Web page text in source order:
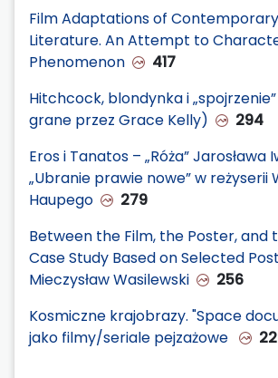
Film Adaptations of
Literature. An Attempt to
Phenomenon
417
Hitchcock, blondynka i
grane przez Grace Kelly)
294
Eros i Tanatos – „Róża” Jarosława
„Ubranie prawie nowe” w reżyserii
Haupego
279
Between the Film, the Poster, and
Case Study Based on Selected
Mieczysław Wasilewski
256
Kosmiczne krajobrazy. "Space
jako filmy/seriale pejzażowe